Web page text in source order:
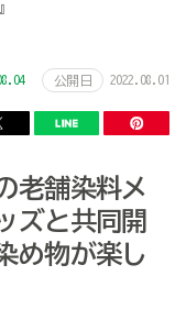
公開日 2022.08.01
老舗染料メ
ズと共同開
め物が楽し